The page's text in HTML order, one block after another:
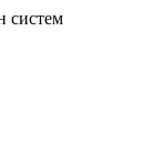
систем